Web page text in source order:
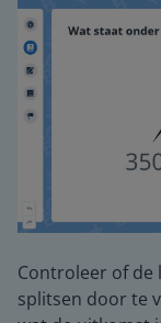
Controleer of de
splitsen door te